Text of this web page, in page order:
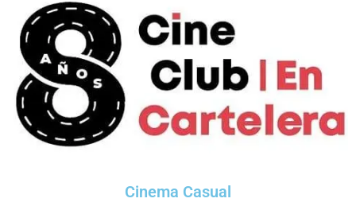
Cinema Casual